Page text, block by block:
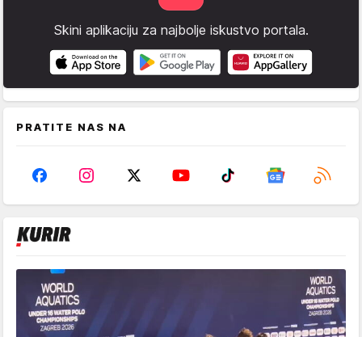
Skini aplikaciju za najbolje iskustvo portala.
PRATITE NAS NA